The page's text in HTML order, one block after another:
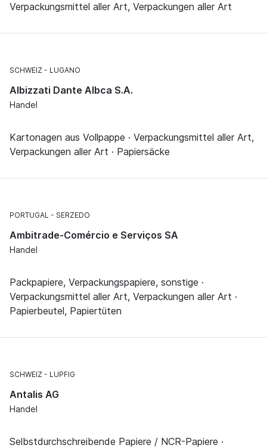
Verpackungsmittel aller Art, Verpackungen aller Art
SCHWEIZ LUGANO
Albizzati Dante Albca S.A.
Handel
Kartonagen aus Vollpappe · Verpackungsmittel aller Art,
Verpackungen aller Art · Papiersäcke
PORTUGAL SERZEDO
Ambitrade-Comércio e Serviços SA
Handel
Packpapiere, Verpackungspapiere, sonstige ·
Verpackungsmittel aller Art, Verpackungen aller Art ·
Papierbeutel, Papiertüten
SCHWEIZ LUPFIG
Antalis AG
Handel
Selbstdurchschreibende Papiere / NCR-Papiere ·